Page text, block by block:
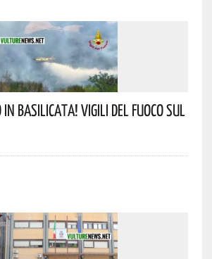
In Basilicata! Vigili Del Fuoco Sul